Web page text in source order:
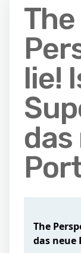
The
lie!
das